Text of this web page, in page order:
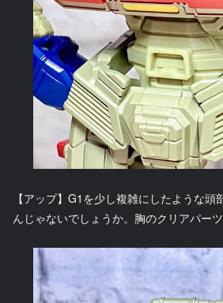
【アップ】G1を少し複雑にしたような
んじゃないでしょうか。胸のクリアパーツ